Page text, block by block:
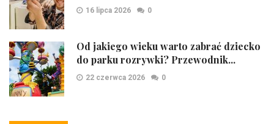
16 lipca 2026 0
Od jakiego wieku warto zabrać dziecko
do parku rozrywki? Przewodnik...
22 czerwca 2026 0